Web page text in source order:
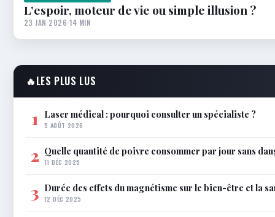
L’espoir, moteur de vie ou simple illusion ?
23 JAN 2026·14 MIN
🔥LES PLUS LUS
1 Laser médical : pourquoi consulter un spécialiste ?
5 AOÛT 2026
2 Quelle quantité de poivre consommer par jour sans
11 DÉC 2025
3 Durée des effets du magnétisme sur le bien-être et la
12 DÉC 2025